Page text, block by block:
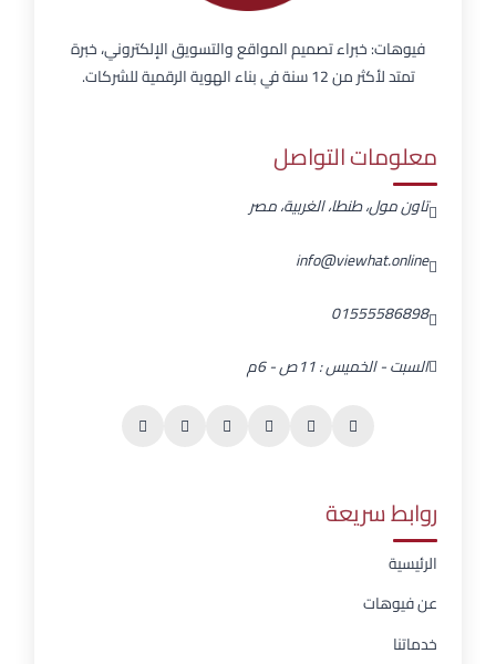
فيوهات: خبراء تصميم المواقع والتسويق الإلكتروني، خبرة
تمتد لأكثر من 12 سنة في بناء الهوية الرقمية للشركات.
معلومات التواصل
تاون مول، طنطا، الغربية، مصر
info@viewhat.online
01555586898
السبت - الخميس : 11ص - 6م
روابط سريعة
الرئيسية
عن فيوهات
خدماتنا